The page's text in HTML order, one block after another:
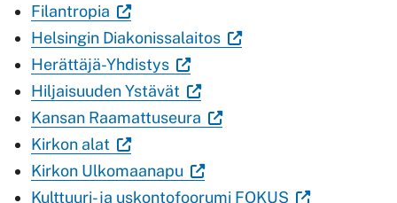
ulkoisella
sivustolla.
Linkki
avautuu
uuteen
välilehteen.)
Filantropia (Vieraile
ulkoisella
sivustolla.
Linkki
avautuu
uuteen
välilehteen.)
Helsingin Diakonissalaitos(Vieraile
Linkki
välilehteen.)
Herättäjä-Yhdistys(Vieraile
ulkoisella
sivustolla.
avautuu
uuteen
Hiljaisuuden Ystävät(Vieraile
ulkoisella
Linkki
avautuu
Kansan Raamattuseura (Vieraile
sivustolla.
Linkki
Kirkon alat(Vieraile
ulkoisella
sivustolla.
Kirkon Ulkomaanapu (Vieraile
ulkoisella
Kulttuuri- ja uskontofoorumi FOKUS (Vieraile